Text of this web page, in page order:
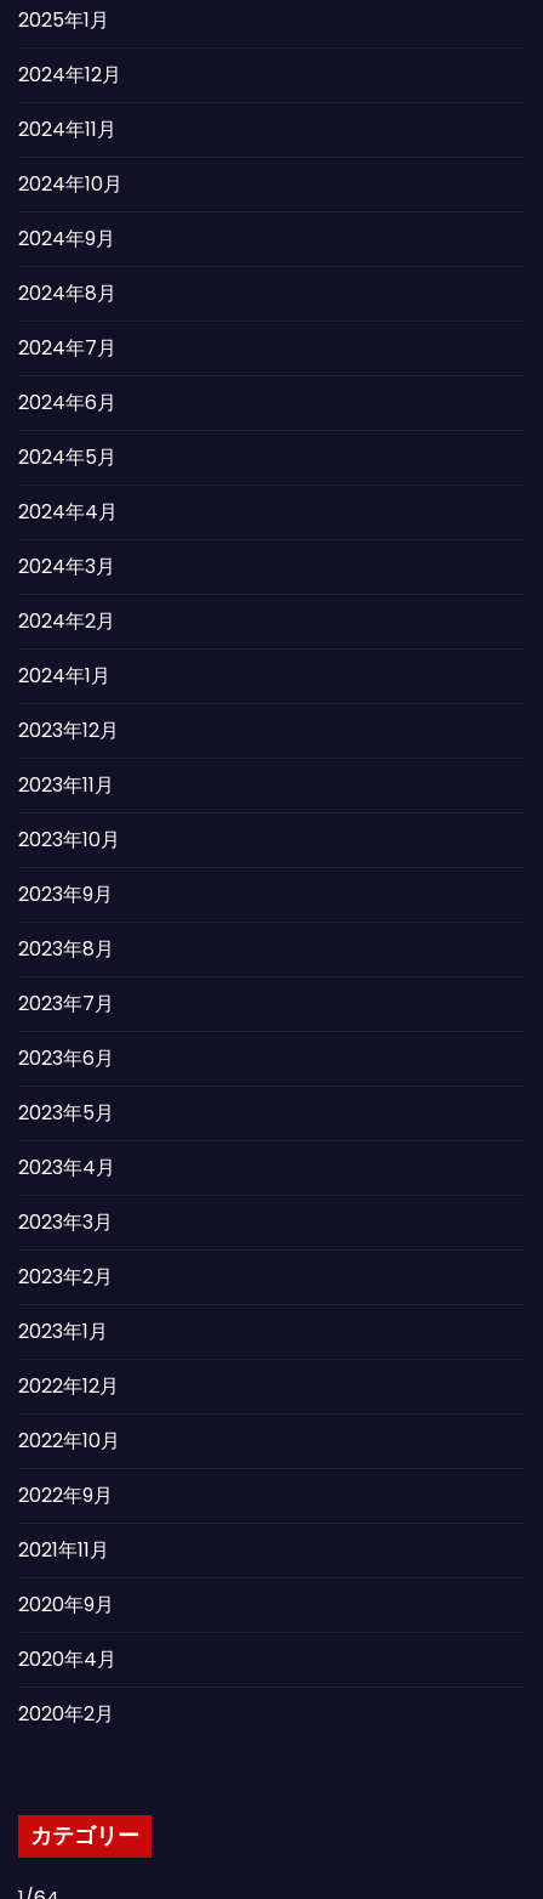
2025年1月
2024年12月
2024年11月
2024年10月
2024年9月
2024年8月
2024年7月
2024年6月
2024年5月
2024年4月
2024年3月
2024年2月
2024年1月
2023年12月
2023年11月
2023年10月
2023年9月
2023年8月
2023年7月
2023年6月
2023年5月
2023年4月
2023年3月
2023年2月
2023年1月
2022年12月
2022年10月
2022年9月
2021年11月
2020年9月
2020年4月
2020年2月
カテゴリー